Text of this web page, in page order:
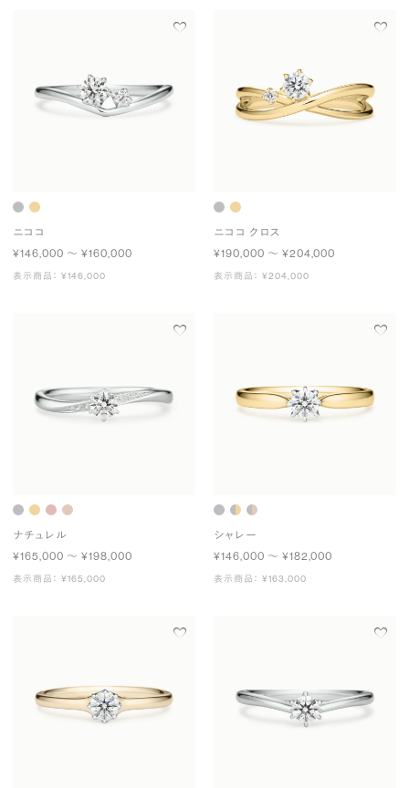
ニココ
¥146,000 〜 ¥160,000
表示商品： ¥146,000
ニココ クロス
¥190,000 〜 ¥204,000
表示商品： ¥204,000
ナチュレル
¥165,000 〜 ¥198,000
表示商品： ¥165,000
シャレー
¥146,000 〜 ¥182,000
表示商品： ¥163,000